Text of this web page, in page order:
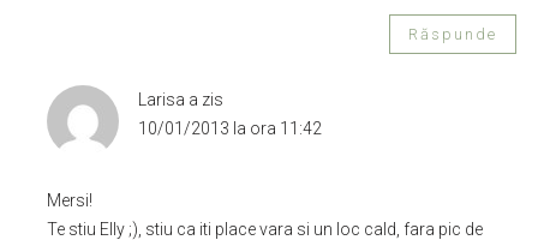
Răspunde
Larisa a zis
10/01/2013 la ora 11:42
Mersi!
Te stiu Elly ;), stiu ca iti place vara si un loc cald, fara pic de